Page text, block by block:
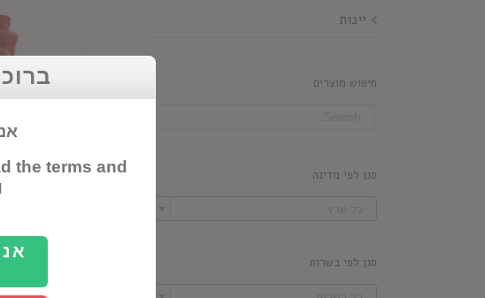
סנגריה
יינות
חיפוש מוצרים
סנן לפי מדינה
סנן לפי כשרות
the terms and